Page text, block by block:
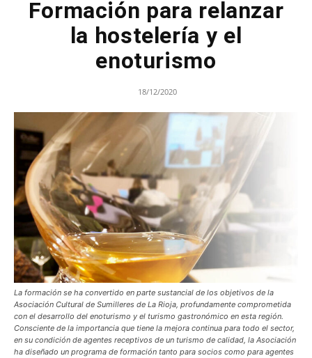
Formación para relanzar
la hostelería y el
enoturismo
18/12/2020
La formación se ha convertido en parte sustancial de los objetivos de la
Asociación Cultural de Sumilleres de La Rioja, profundamente comprometida
con el desarrollo del enoturismo y el turismo gastronómico en esta región.
Consciente de la importancia que tiene la mejora continua para todo el sector,
en su condición de agentes receptivos de un turismo de calidad, la Asociación
ha diseñado un programa de formación tanto para socios como para agentes